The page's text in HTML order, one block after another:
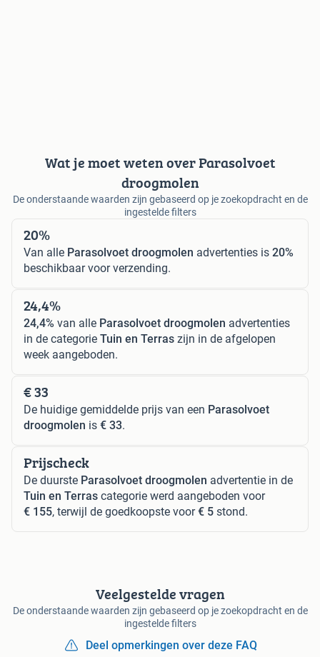
Wat je moet weten over Parasolvoet
droogmolen
De onderstaande waarden zijn gebaseerd op je zoekopdracht en de
ingestelde filters
20%
Van alle Parasolvoet droogmolen advertenties is 20%
beschikbaar voor verzending.
24,4%
24,4% van alle Parasolvoet droogmolen advertenties
in de categorie Tuin en Terras zijn in de afgelopen
week aangeboden.
€ 33
De huidige gemiddelde prijs van een Parasolvoet
droogmolen is € 33.
Prijscheck
De duurste Parasolvoet droogmolen advertentie in de
Tuin en Terras categorie werd aangeboden voor
€ 155, terwijl de goedkoopste voor€ 5 stond.
Veelgestelde vragen
De onderstaande waarden zijn gebaseerd op je zoekopdracht en de
ingestelde filters
Deel opmerkingen over deze FAQ